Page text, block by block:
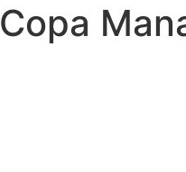
Copa